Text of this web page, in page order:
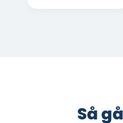
Så